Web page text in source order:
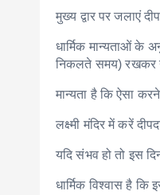
मुख्य द्वार पर जलाएं
धार्मिक मान्यताओं के
निकलते समय) रखकर
मान्यता है कि ऐसा
लक्ष्मी मंदिर में करें
यदि संभव हो तो इस
धार्मिक विश्वास है कि